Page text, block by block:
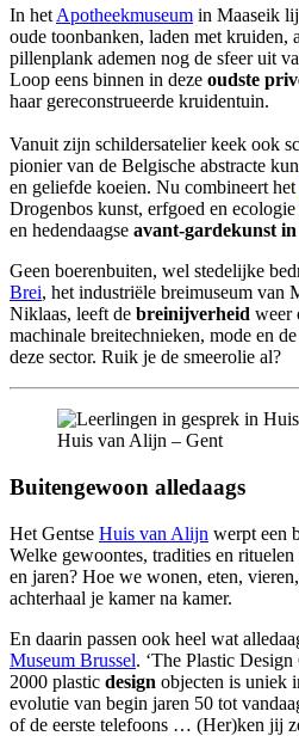
In hetApotheekmuseum in Maaseik
oude toonbanken, laden met kruiden,
pillenplank ademen nog de sfeer uit
Loop eens binnen in deze oudste
haar gereconstrueerde kruidentuin.
Vanuit zijn schildersatelier keek ook
pionier van de Belgische abstracte
en geliefde koeien. Nu combineert het
Drogenbos kunst, erfgoed en
en hedendaagse avant-gardekunst
Geen boerenbuiten, wel stedelijke
Brei, het industriële breimuseum van
Niklaas, leeft de breinijverheid weer
machinale breitechnieken, mode en
deze sector. Ruik je de smeerolie al?
Huis van Alijn – Gent
Buitengewoon alledaags
Het Gentse Huis van Alijn werpt een
Welke gewoontes, tradities en
en jaren? Hoe we wonen, eten,
achterhaal je kamer na kamer.
En daarin passen ook heel wat
Museum Brussel. ‘The Plastic
2000 plastic design objecten is uniek
evolutie van begin jaren 50 tot
of de eerste telefoons … (Her)ken jij